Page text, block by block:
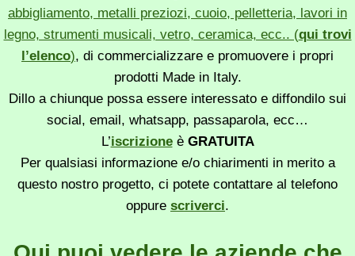
abbigliamento, metalli preziozi, cuoio, pelletteria, lavori in
legno, strumenti musicali, vetro, ceramica, ecc.. (qui trovi
l’elenco), di commercializzare e promuovere i propri
prodotti Made in Italy.
Dillo a chiunque possa essere interessato e diffondilo sui
social, email, whatsapp, passaparola, ecc…
L’iscrizioneè GRATUITA
Per qualsiasi informazione e/o chiarimenti in merito a
questo nostro progetto, ci potete contattare al telefono
oppure scriverci.